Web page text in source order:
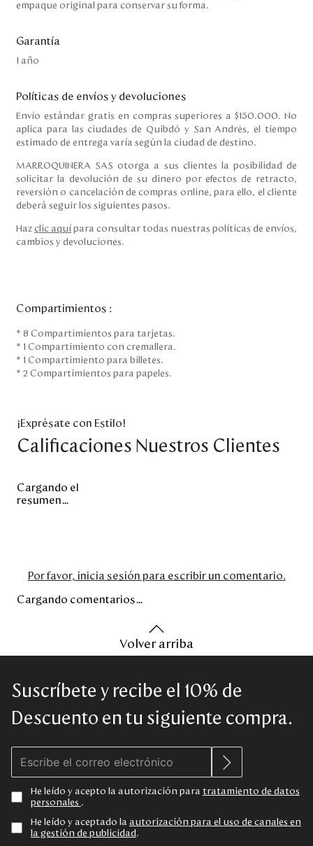
empaque original para conservar su forma.
Garantía
1 año
Políticas de envíos y devoluciones
Envío estándar gratis en compras superiores a $150.000. No
aplica para las ciudades de Quibdó y San Andrés, el tiempo
estimado de entrega varía según la ciudad de destino.
MARROQUINERA SAS otorga a sus clientes la posibilidad de
solicitar la devolución de su dinero por efectos de retracto,
reversión o cancelación de compras online, para ello, el cliente
deberá seguir los siguientes pasos.
Haz clic aquí para consultar todas nuestras políticas de envíos,
cambios y devoluciones.
Compartimientos :
* 8 Compartimientos para tarjetas.
* 1 Compartimiento con cremallera.
* 1 Compartimiento para billetes.
* 2 Compartimientos para papeles.
¡Exprésate con Estilo!
Calificaciones Nuestros Clientes
Cargando el
resumen…
Por favor, inicia sesión para escribir un comentario.
Cargando comentarios…
Volver arriba
Suscríbete y recibe el 10% de
Descuento en tu siguiente compra.
He leído y acepto la autorización para tratamiento de datos
personales .
He leído y aceptado la autorización para el uso de canales en
la gestión de publicidad .